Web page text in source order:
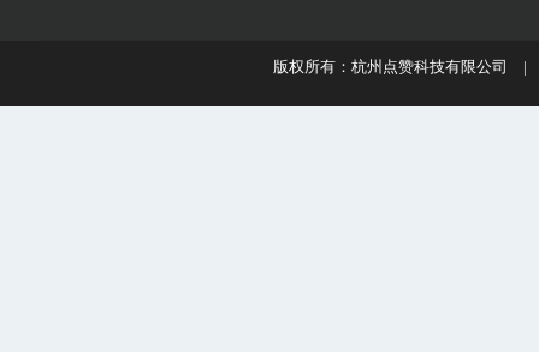
版权所有：杭州点赞科技有限公司